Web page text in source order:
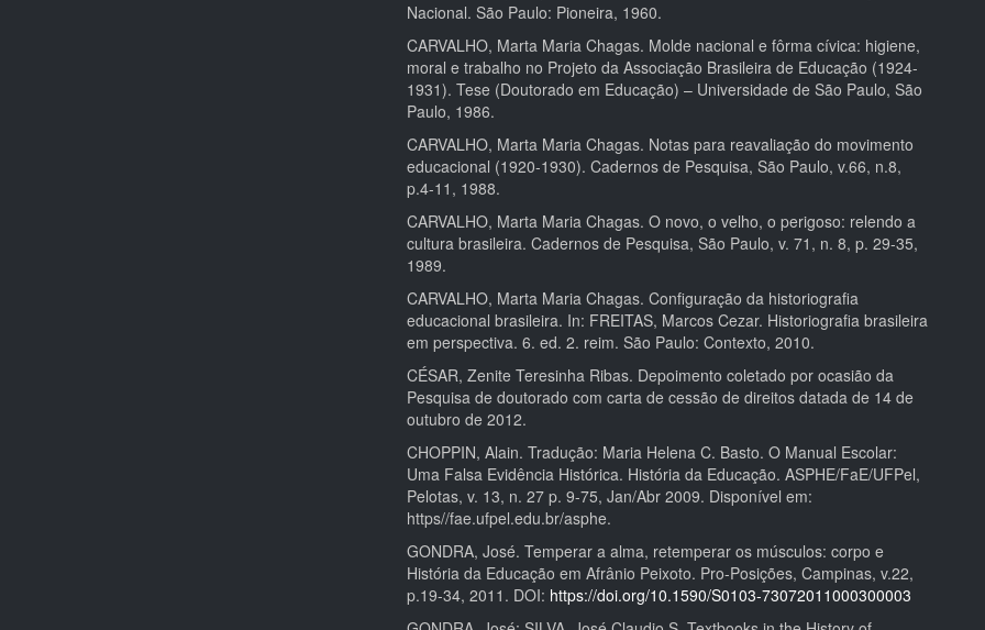
Nacional. São Paulo: Pioneira, 1960.
CARVALHO, Marta Maria Chagas. Molde nacional e fôrma cívica: higiene,
moral e trabalho no Projeto da Associação Brasileira de Educação (1924-
1931). Tese (Doutorado em Educação) – Universidade de São Paulo, São
Paulo, 1986.
CARVALHO, Marta Maria Chagas. Notas para reavaliação do movimento
educacional (1920-1930). Cadernos de Pesquisa, São Paulo, v.66, n.8,
p.4-11, 1988.
CARVALHO, Marta Maria Chagas. O novo, o velho, o perigoso: relendo a
cultura brasileira. Cadernos de Pesquisa, São Paulo, v. 71, n. 8, p. 29-35,
1989.
CARVALHO, Marta Maria Chagas. Configuração da historiografia
educacional brasileira. In: FREITAS, Marcos Cezar. Historiografia brasileira
em perspectiva. 6. ed. 2. reim. São Paulo: Contexto, 2010.
CÉSAR, Zenite Teresinha Ribas. Depoimento coletado por ocasião da
Pesquisa de doutorado com carta de cessão de direitos datada de 14 de
outubro de 2012.
CHOPPIN, Alain. Tradução: Maria Helena C. Basto. O Manual Escolar:
Uma Falsa Evidência Histórica. História da Educação. ASPHE/FaE/UFPel,
Pelotas, v. 13, n. 27 p. 9-75, Jan/Abr 2009. Disponível em:
https//fae.ufpel.edu.br/asphe.
GONDRA, José. Temperar a alma, retemperar os músculos: corpo e
História da Educação em Afrânio Peixoto. Pro-Posições, Campinas, v.22,
p.19-34, 2011. DOI: https://doi.org/10.1590/S0103-73072011000300003